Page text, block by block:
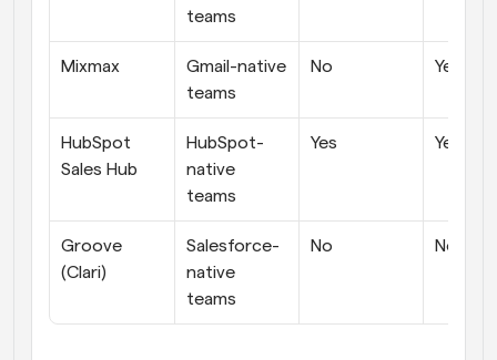
teams
Mixmax
Gmail-native
teams
No Yes
HubSpot
Sales Hub
HubSpot-
native
teams
Yes Yes
Groove
(Clari)
Salesforce-
native
teams
No No